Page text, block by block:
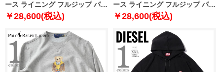
ース ライニング フルジップ パー
カー ベージュ 1278-5605-1 3L
￥28,600(税込)
ース ライニング フルジップ パー
カー ブラック 1278-5605-2 3L
￥28,600(税込)